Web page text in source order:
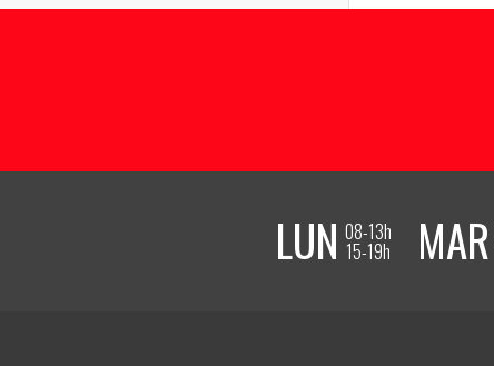
LUN 08-13h
15-19h MAR